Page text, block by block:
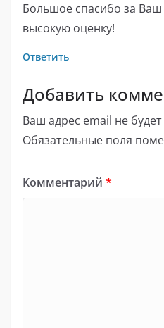
Большое спасибо за
высокую оценку!
Ответить
Добавить
Ваш адрес email не
Обязательные поля
Комментарий *